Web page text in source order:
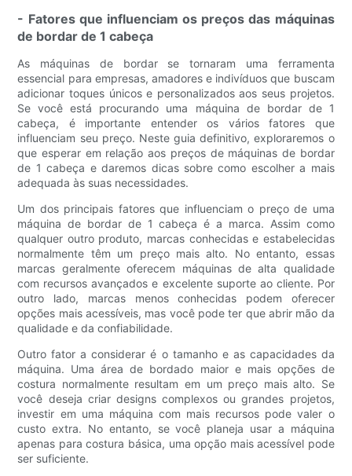
- Fatores que influenciam os preços das máquinas
de bordar de 1 cabeça
As máquinas de bordar se tornaram uma ferramenta
essencial para empresas, amadores e indivíduos que buscam
adicionar toques únicos e personalizados aos seus projetos.
Se você está procurando uma máquina de bordar de 1
cabeça, é importante entender os vários fatores que
influenciam seu preço. Neste guia definitivo, exploraremos o
que esperar em relação aos preços de máquinas de bordar
de 1 cabeça e daremos dicas sobre como escolher a mais
adequada às suas necessidades.
Um dos principais fatores que influenciam o preço de uma
máquina de bordar de 1 cabeça é a marca. Assim como
qualquer outro produto, marcas conhecidas e estabelecidas
normalmente têm um preço mais alto. No entanto, essas
marcas geralmente oferecem máquinas de alta qualidade
com recursos avançados e excelente suporte ao cliente. Por
outro lado, marcas menos conhecidas podem oferecer
opções mais acessíveis, mas você pode ter que abrir mão da
qualidade e da confiabilidade.
Outro fator a considerar é o tamanho e as capacidades da
máquina. Uma área de bordado maior e mais opções de
costura normalmente resultam em um preço mais alto. Se
você deseja criar designs complexos ou grandes projetos,
investir em uma máquina com mais recursos pode valer o
custo extra. No entanto, se você planeja usar a máquina
apenas para costura básica, uma opção mais acessível pode
ser suficiente.